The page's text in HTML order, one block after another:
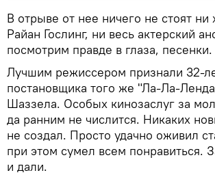
В отрыве от нее ничего не стоят ни
Райан Гослинг, ни весь актерский
посмотрим правде в глаза, песенки.
Лучшим режиссером признали 32-
постановщика того же "Ла-Ла-
Шаззела. Особых кинозаслуг за
да ранним не числится. Никаких
не создал. Просто удачно оживил
при этом сумел всем понравиться.
и дали.